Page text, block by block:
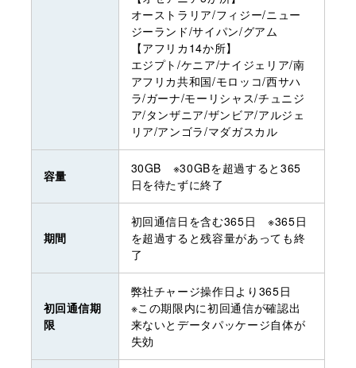
オーストラリア/フィジー/ニュー
ジーランド/サイパン/グアム
【アフリカ14か所】
エジプト/ケニア/ナイジェリア/南
アフリカ共和国/モロッコ/西サハ
ラ/ガーナ/モーリシャス/チュニジ
ア/タンザニア/ザンビア/アルジェ
リア/アンゴラ/マダガスカル
容量
30GB ※30GBを超過すると365
日を待たずに終了
期間
初回通信日を含む365日 ※365日
を超過すると残容量があっても終
了
初回通信期
限
弊社チャージ操作日より365日
※この期限内に初回通信が確認出
来ないとデータパッケージ自体が
失効